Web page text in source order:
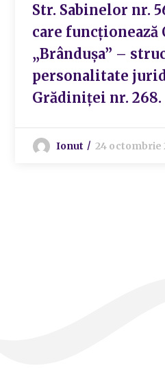
Str. Sabinelor nr.
care funcționează
„Brândușa” –
personalitate
Grădiniței nr. 268.
Ionut 24 octombrie